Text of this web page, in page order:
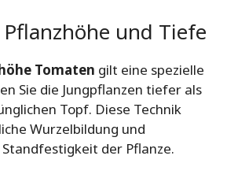
und Tiefe
Tomaten gilt eine spezielle
Sie die Jungpflanzen tiefer als
Topf. Diese Technik
Wurzelbildung und
der Pflanze.